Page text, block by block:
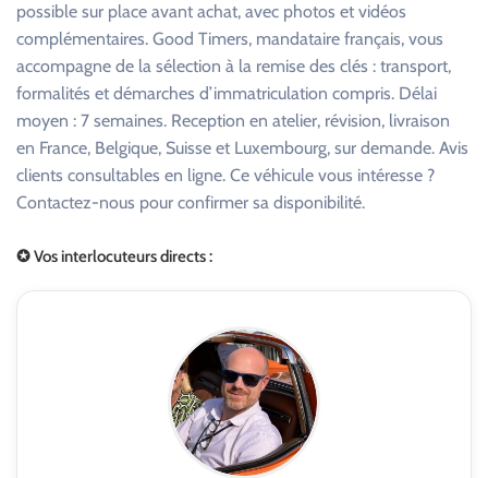
possible sur place avant achat, avec photos et vidéos
complémentaires. Good Timers, mandataire français, vous
accompagne de la sélection à la remise des clés : transport,
formalités et démarches d’immatriculation compris. Délai
moyen : 7 semaines. Reception en atelier, révision, livraison
en France, Belgique, Suisse et Luxembourg, sur demande. Avis
clients consultables en ligne. Ce véhicule vous intéresse ?
Contactez-nous pour confirmer sa disponibilité.
✪ Vos interlocuteurs directs :